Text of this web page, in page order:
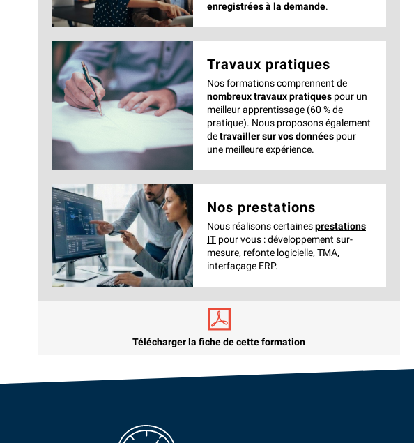
enregistrées à la demande.
Travaux pratiques
Nos formations comprennent de
nombreux travaux pratiquespour un
meilleur apprentissage (60 % de
pratique). Nous proposons également
detravailler sur vos donnéespour
une meilleure expérience.
Nos prestations
Nous réalisons certainesprestations
ITpour vous : développement sur-
mesure, refonte logicielle, TMA,
interfaçage ERP.
Télécharger la fiche de cette formation